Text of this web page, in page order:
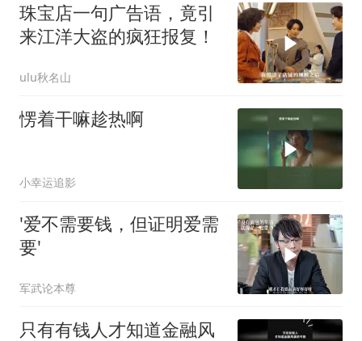
珠宝店一句广告语，竟引
来江洋大盗的疯狂报复！
ulu秋名山
愣着干嘛趁热啊
小幸运追影
'爱不需要钱，但证明爱需
要'
军武论本尊
只有有钱人才知道金融风